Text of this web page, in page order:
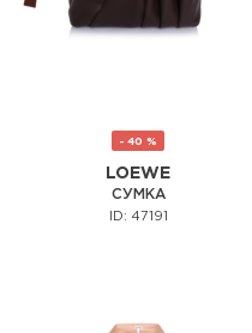
- 40 %
LOEWE
СУМКА
ID: 47191